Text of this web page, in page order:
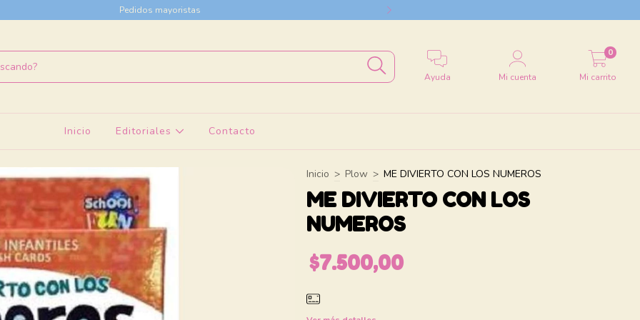
Pedidos mayoristas
Ayuda Mi cuenta Mi carrito
0
Inicio Editoriales Contacto
Inicio > Plow > ME DIVIERTO CON LOS NUMEROS
ME DIVIERTO CON LOS
NUMEROS
$7.500,00